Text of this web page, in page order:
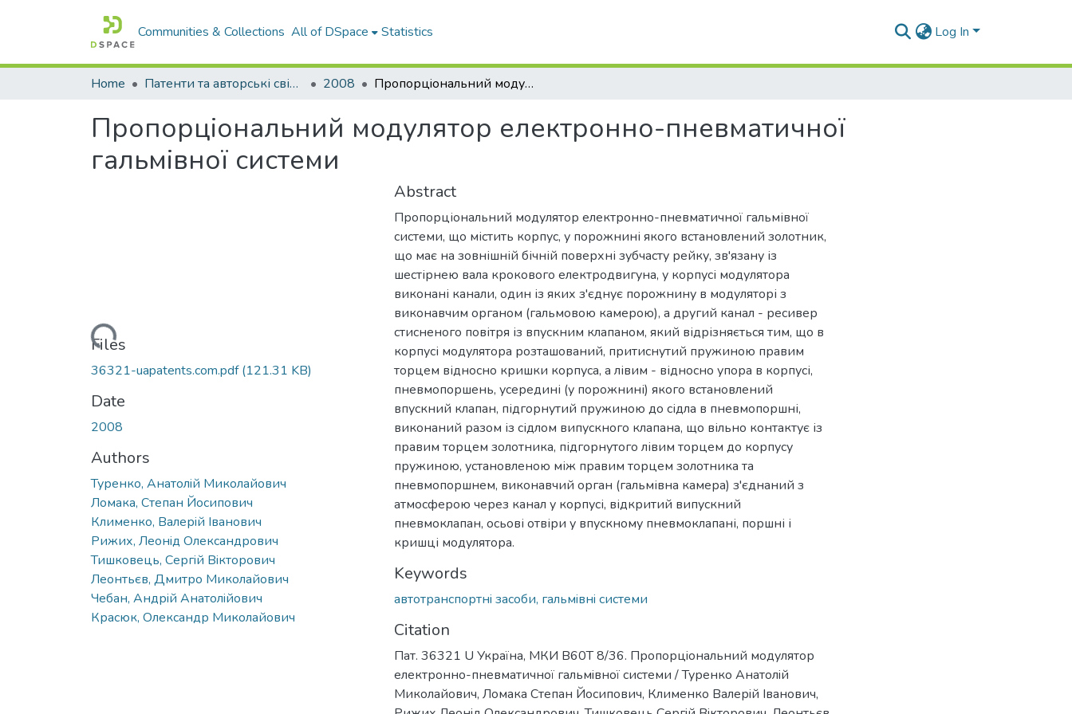
Communities & Collections All of DSpace Statistics Log In
Home Патенти та авторські свідоцтва 2008 Пропорцiональний модулятор електронно-пневматичної гальмiвної системи
Пропорцiональний модулятор електронно-пневматичної
гальмiвної системи
Loading...
Files
36321-uapatents.com.pdf(121.31 KB)
Date
2008
Authors
Туренко, Анатолiй Миколайович
Ломака, Степан Йосипович
Клименко, Валерiй Iванович
Рижих, Леонiд Олександрович
Тишковець, Сергiй Вiкторович
Леонтьєв, Дмитро Миколайович
Чебан, Андрiй Анатолiйович
Красюк, Олександр Миколайович
Abstract
Пропорціональний модулятор електронно-пневматичної гальмівної
системи, що містить корпус, у порожнині якого встановлений золотник,
що має на зовнішній бічній поверхні зубчасту рейку, зв'язану із
шестірнею вала крокового електродвигуна, у корпусі модулятора
виконані канали, один із яких з'єднує порожнину в модуляторі з
виконавчим органом (гальмовою камерою), а другий канал - ресивер
стисненого повітря із впускним клапаном, який відрізняється тим, що в
корпусі модулятора розташований, притиснутий пружиною правим
торцем відносно кришки корпуса, а лівим - відносно упора в корпусі,
пневмопоршень, усередині (у порожнині) якого встановлений
впускний клапан, підгорнутий пружиною до сідла в пневмопоршні,
виконаний разом із сідлом випускного клапана, що вільно контактує із
правим торцем золотника, підгорнутого лівим торцем до корпусу
пружиною, установленою між правим торцем золотника та
пневмопоршнем, виконавчий орган (гальмівна камера) з'єднаний з
атмосферою через канал у корпусі, відкритий випускний
пневмоклапан, осьові отвіри у впускному пневмоклапані, поршні і
кришці модулятора.
Keywords
автотранспортнi засоби, гальмiвнi системи
Citation
Пат. 36321 U Україна, МКИ B60T 8/36. Пропорцiональний модулятор
електронно-пневматичної гальмiвної системи / Туренко Анатолiй
Миколайович, Ломака Степан Йосипович, Клименко Валерiй Iванович,